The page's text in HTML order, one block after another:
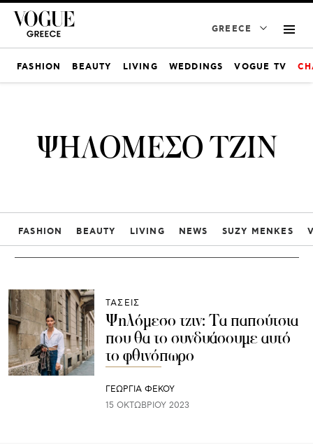
GREECE
FASHION BEAUTY LIVING WEDDINGS VOGUE TV
ΨΗΛΟΜΕΣΟ ΤΖΙΝ
FASHION BEAUTY LIVING NEWS SUZY MENKES
ΤΑΣΕΙΣ
Ψηλόμεσο τζιν: Τα παπούτσια
που θα το συνδυάσουμε αυτό
το φθινόπωρο
ΓΕΩΡΓΙΑ ΦΕΚΟΥ
15 ΟΚΤΩΒΡΊΟΥ 2023